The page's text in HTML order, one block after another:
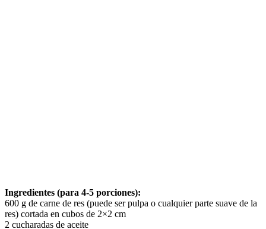
Ingredientes (para 4-5 porciones):
600 g de carne de res (puede ser pulpa o cualquier parte suave de la
res) cortada en cubos de 2×2 cm
2 cucharadas de aceite